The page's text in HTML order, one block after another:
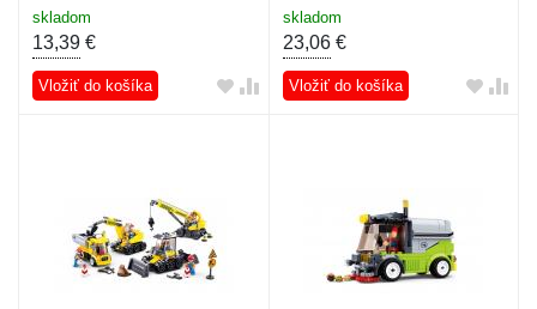
skladom
13,39 €
Vložiť do košíka
skladom
23,06€
Vložiť do košíka